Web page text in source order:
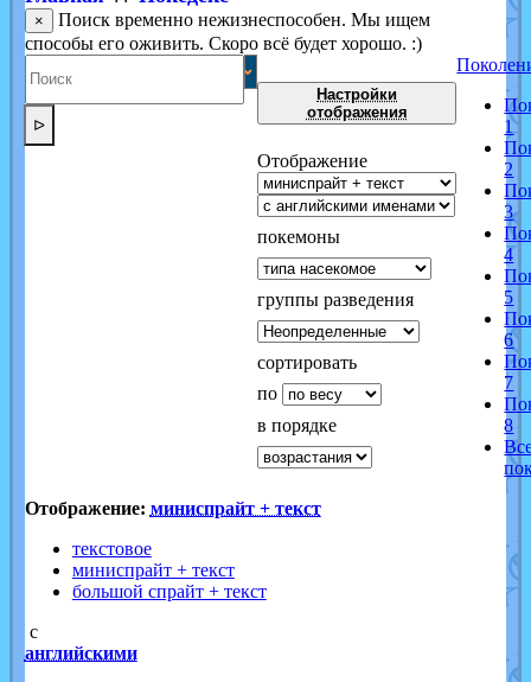
×
Поиск временно нежизнеспособен. Мы ищем
способы его оживить. Скоро всё будет хорошо. :)
ᐅ
Настройки
отображения
Отображение
покемоны
группы разведения
сортировать
по
в порядке
1
2
3
4
5
6
7
8
Отображение: миниспрайт + текст
текстовое
миниспрайт + текст
большой спрайт + текст
с
английскими